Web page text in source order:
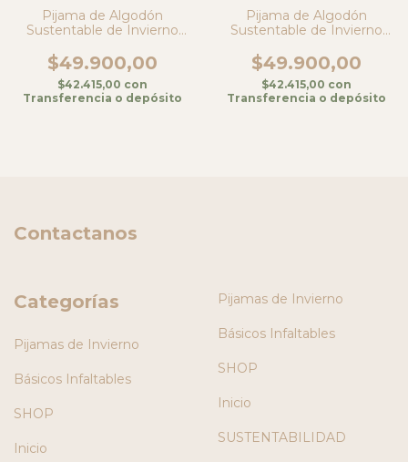
Pijama de Algodón
Sustentable de Invierno
$49.900,00
$42.415,00 con
Transferencia o depósito
Pijama de Algodón
Sustentable de Invierno
$49.900,00
$42.415,00 con
Transferencia o depósito
Contactanos
Categorías
Pijamas de Invierno
Básicos Infaltables
SHOP
Inicio
Pijamas de Invierno
Básicos Infaltables
SHOP
Inicio
SUSTENTABILIDAD